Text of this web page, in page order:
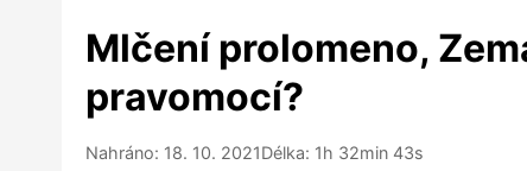
Mlčení prolomeno,
pravomocí?
Nahráno: 18. 10. 2021Délka: 1h 32min 43s